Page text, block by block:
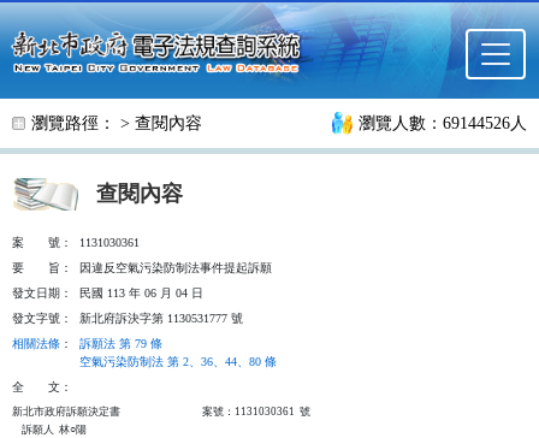
跳至主要內容
瀏覽路徑： > 查閱內容 瀏覽人數：69144526人
查閱內容
案 號：
1131030361
要
旨：
因違反空氣污染防制法事件提起訴願
發文日期：
民國 113 年 06 月 04 日
發文字號：
新北府訴決字第 1130531777 號
相關法條 ：
訴願法 第 79 條
空氣污染防制法 第 2、36、44、80 條
全
文：
新北市政府訴願決定書                                  案號：1131030361  號
    訴願人  林○陽